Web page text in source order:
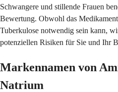
Schwangere und stillende Frauen
Bewertung. Obwohl das
Tuberkulose notwendig sein kann,
potenziellen Risiken für Sie und Ihr
Markennamen von
Natrium